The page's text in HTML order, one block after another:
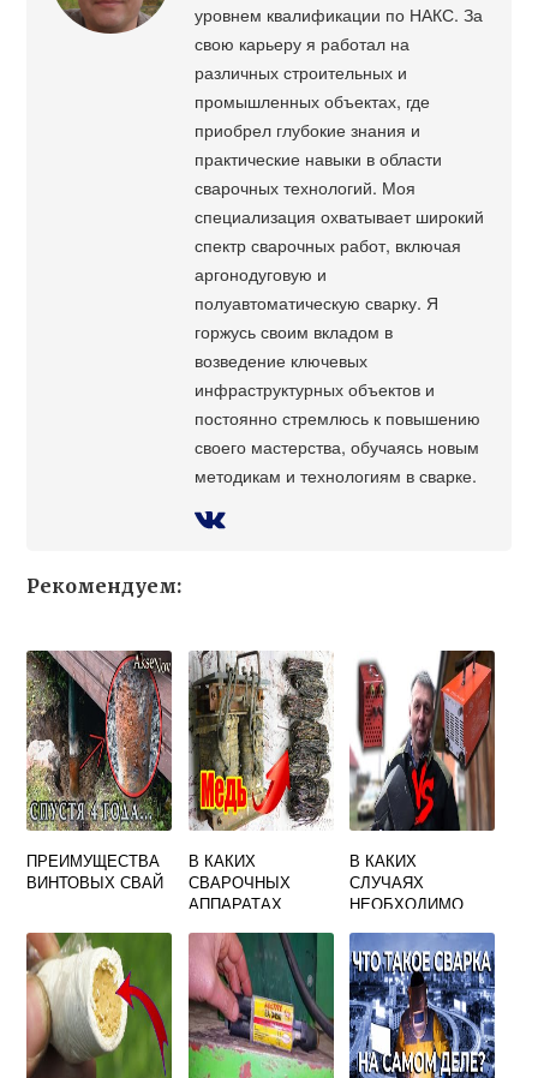
уровнем квалификации по НАКС. За
свою карьеру я работал на
различных строительных и
промышленных объектах, где
приобрел глубокие знания и
практические навыки в области
сварочных технологий. Моя
специализация охватывает широкий
спектр сварочных работ, включая
аргонодуговую и
полуавтоматическую сварку. Я
горжусь своим вкладом в
возведение ключевых
инфраструктурных объектов и
постоянно стремлюсь к повышению
своего мастерства, обучаясь новым
методикам и технологиям в сварке.
Рекомендуем:
ПРЕИМУЩЕСТВА
ВИНТОВЫХ СВАЙ
В КАКИХ
СВАРОЧНЫХ
АППАРАТАХ
ОБМОТКА
В КАКИХ
СЛУЧАЯХ
НЕОБХОДИМО
СНИМАТЬ
НАПРЯЖЕНИЯ ОТ
СВАРКИ